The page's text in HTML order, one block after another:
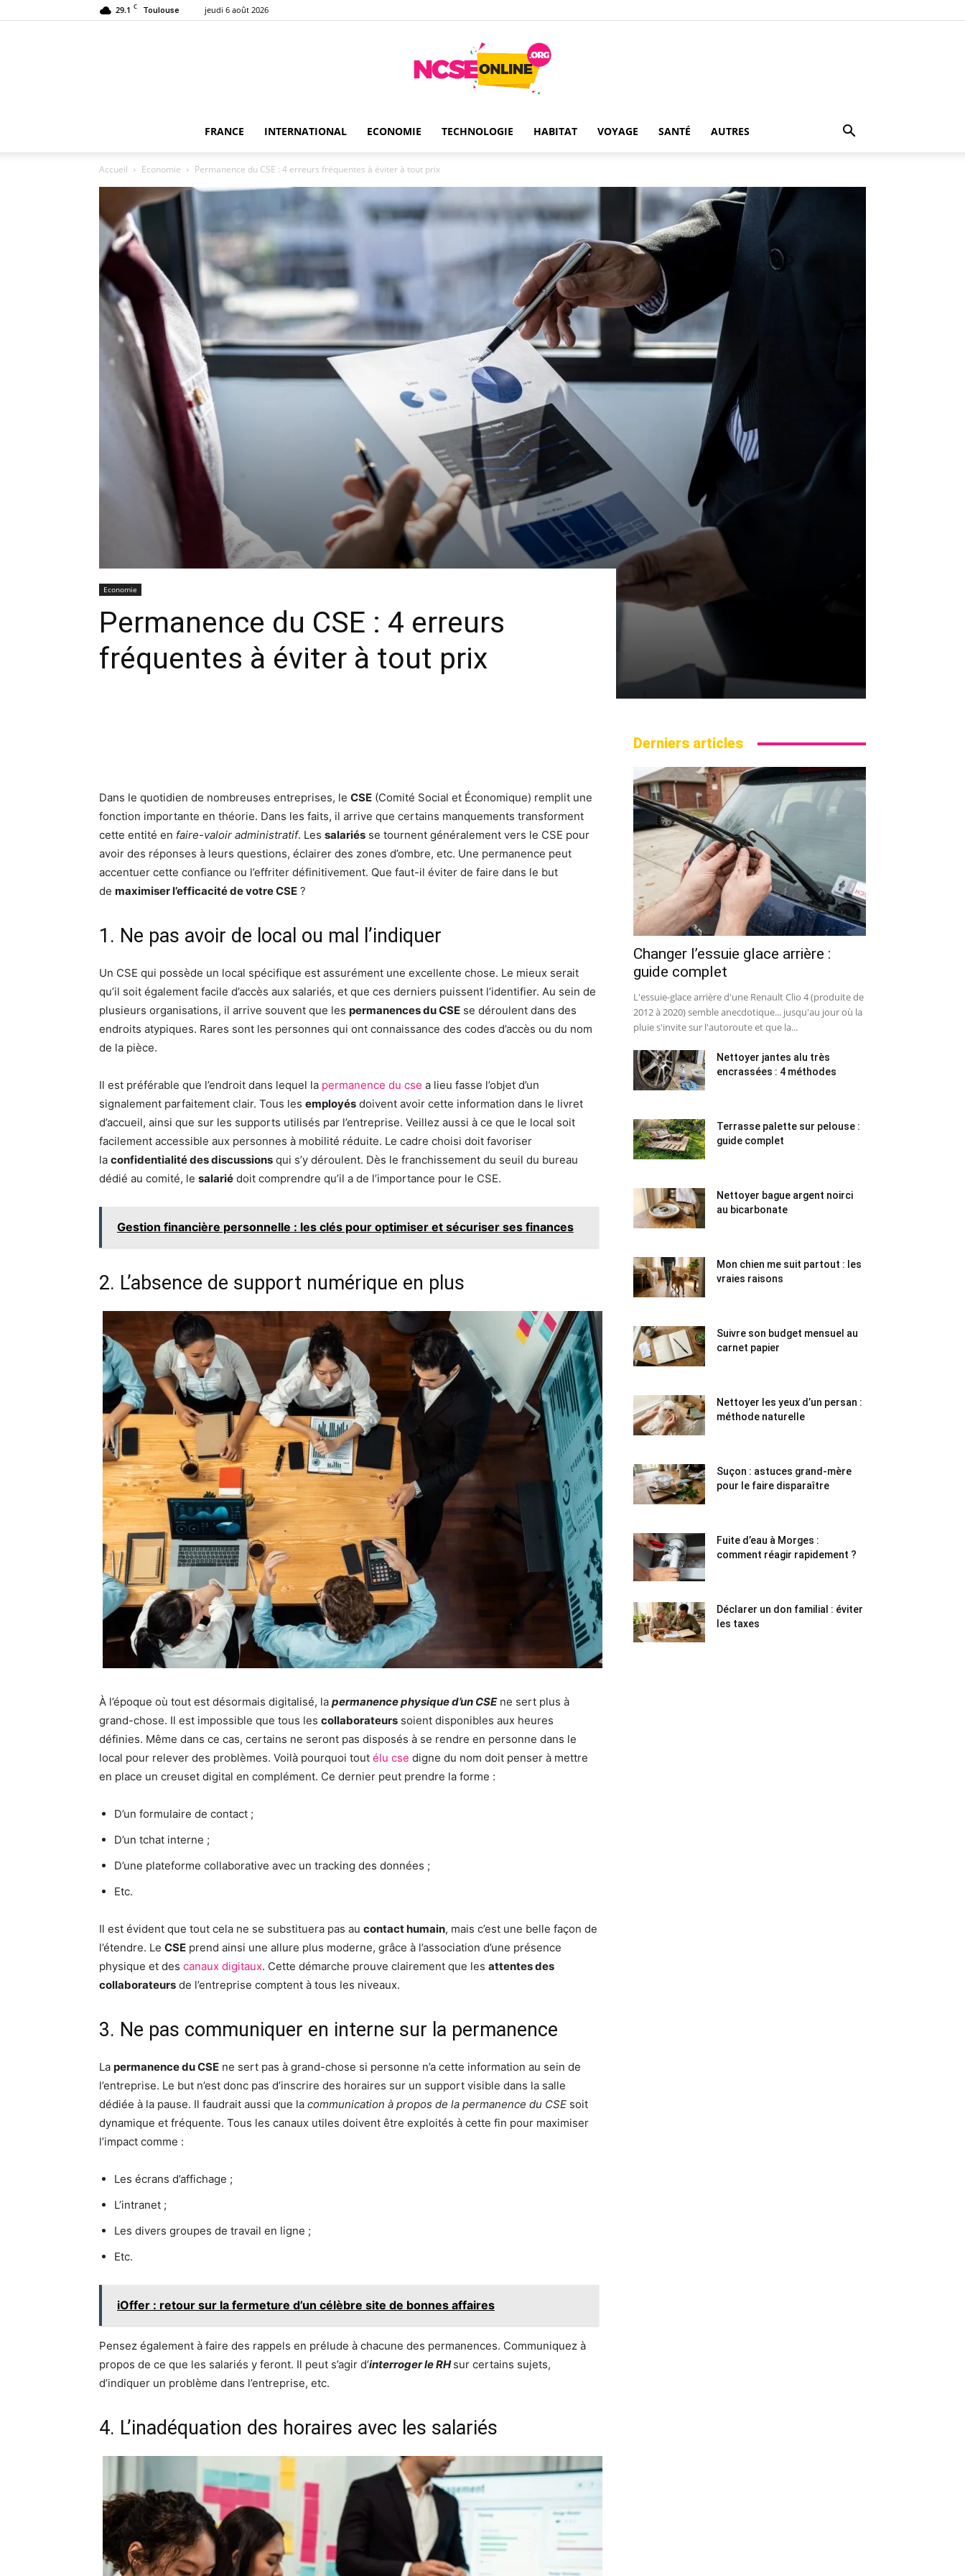
29.1 C Toulouse jeudi 6 août 2026
FRANCE INTERNATIONAL ECONOMIE TECHNOLOGIE HABITAT VOYAGE SANTÉ AUTRES
Accueil Economie Permanence du CSE : 4 erreurs fréquentes à éviter à tout prix
Economie
Permanence du CSE : 4 erreurs
fréquentes à éviter à tout prix
Dans le quotidien de nombreuses entreprises, le CSE (Comité Social et Économique) remplit une
fonction importante en théorie. Dans les faits, il arrive que certains manquements transforment
cette entité en faire-valoir administratif. Les salariés se tournent généralement vers le CSE pour
avoir des réponses à leurs questions, éclairer des zones d’ombre, etc. Une permanence peut
accentuer cette confiance ou l’effriter définitivement. Que faut-il éviter de faire dans le but
de maximiser l’efficacité de votre CSE ?
1. Ne pas avoir de local ou mal l’indiquer
Un CSE qui possède un local spécifique est assurément une excellente chose. Le mieux serait
qu’il soit également facile d’accès aux salariés, et que ces derniers puissent l’identifier. Au sein de
plusieurs organisations, il arrive souvent que les permanences du CSE se déroulent dans des
endroits atypiques. Rares sont les personnes qui ont connaissance des codes d’accès ou du nom
de la pièce.
Il est préférable que l’endroit dans lequel la permanence du cse a lieu fasse l’objet d’un
signalement parfaitement clair. Tous les employés doivent avoir cette information dans le livret
d’accueil, ainsi que sur les supports utilisés par l’entreprise. Veillez aussi à ce que le local soit
facilement accessible aux personnes à mobilité réduite. Le cadre choisi doit favoriser
la confidentialité des discussions qui s’y déroulent. Dès le franchissement du seuil du bureau
dédié au comité, le salarié doit comprendre qu’il a de l’importance pour le CSE.
Gestion financière personnelle : les clés pour optimiser et sécuriser ses finances
2. L’absence de support numérique en plus
À l’époque où tout est désormais digitalisé, la permanence physique d’un CSEne sert plus à
grand-chose. Il est impossible que tous les collaborateurs soient disponibles aux heures
définies. Même dans ce cas, certains ne seront pas disposés à se rendre en personne dans le
local pour relever des problèmes. Voilà pourquoi tout élu cse digne du nom doit penser à mettre
en place un creuset digital en complément. Ce dernier peut prendre la forme :
D’un formulaire de contact ;
D’un tchat interne ;
D’une plateforme collaborative avec un tracking des données ;
Etc.
Il est évident que tout cela ne se substituera pas au contact humain, mais c’est une belle façon de
l’étendre. Le CSE prend ainsi une allure plus moderne, grâce à l’association d’une présence
physique et des canaux digitaux. Cette démarche prouve clairement que les attentes des
collaborateurs de l’entreprise comptent à tous les niveaux.
3. Ne pas communiquer en interne sur la permanence
La permanence du CSE ne sert pas à grand-chose si personne n’a cette information au sein de
l’entreprise. Le but n’est donc pas d’inscrire des horaires sur un support visible dans la salle
dédiée à la pause. Il faudrait aussi que la communication à propos de la permanence du CSE soit
dynamique et fréquente. Tous les canaux utiles doivent être exploités à cette fin pour maximiser
l’impact comme :
Les écrans d’affichage ;
L’intranet ;
Les divers groupes de travail en ligne ;
Etc.
iOffer : retour sur la fermeture d’un célèbre site de bonnes affaires
Pensez également à faire des rappels en prélude à chacune des permanences. Communiquez à
propos de ce que les salariés y feront. Il peut s’agir d’interroger le RHsur certains sujets,
d’indiquer un problème dans l’entreprise, etc.
4. L’inadéquation des horaires avec les salariés
Derniers articles
Changer l’essuie glace arrière :
guide complet
L'essuie-glace arrière d'une Renault Clio 4 (produite de
2012 à 2020) semble anecdotique... jusqu'au jour où la
pluie s'invite sur l'autoroute et que la...
Nettoyer jantes alu très
encrassées : 4 méthodes
Terrasse palette sur pelouse :
guide complet
Nettoyer bague argent noirci
au bicarbonate
Mon chien me suit partout : les
vraies raisons
Suivre son budget mensuel au
carnet papier
Nettoyer les yeux d’un persan :
méthode naturelle
Suçon : astuces grand-mère
pour le faire disparaître
Fuite d’eau à Morges :
comment réagir rapidement ?
Déclarer un don familial : éviter
les taxes